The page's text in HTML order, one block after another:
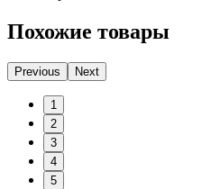
Похожие товары
Previous Next
1
2
3
4
5